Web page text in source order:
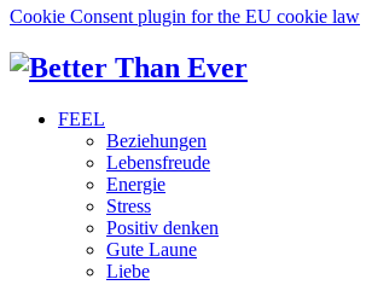
Cookie Consent plugin for the EU cookie law
FEEL
Beziehungen
Lebensfreude
Energie
Stress
Positiv denken
Gute Laune
Liebe